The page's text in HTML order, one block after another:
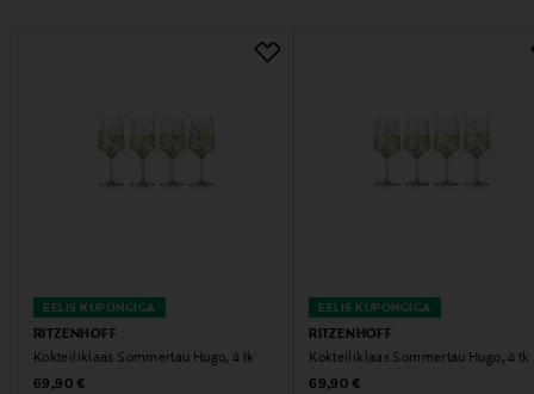
EELIS KUPONGIGA
RITZENHOFF
Kokteiliklaas Sommertau Hugo, 4 tk
Original Price
69,90 €
EELIS KUPONGIGA
RITZENHOFF
Kokteiliklaas Sommertau Hugo, 4 tk
Original Price
69,90 €